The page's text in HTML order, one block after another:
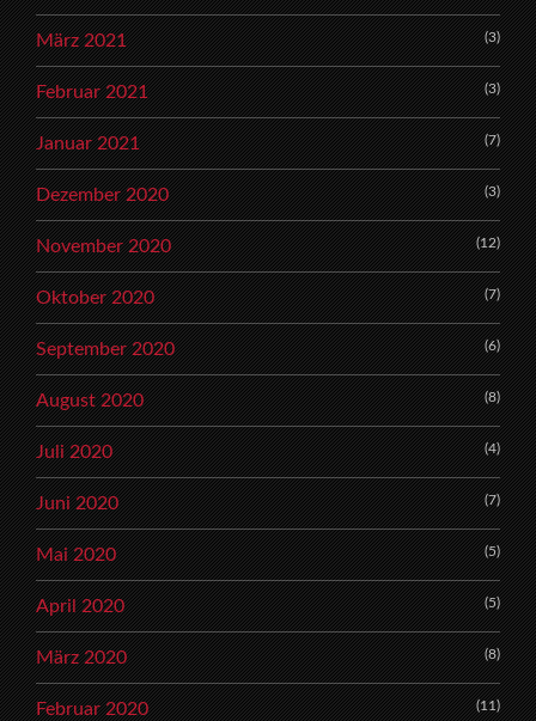
März 2021 (3)
Februar 2021 (3)
Januar 2021 (7)
Dezember 2020 (3)
November 2020 (12)
Oktober 2020 (7)
September 2020 (6)
August 2020 (8)
Juli 2020 (4)
Juni 2020 (7)
Mai 2020 (5)
April 2020 (5)
März 2020 (8)
Februar 2020 (11)